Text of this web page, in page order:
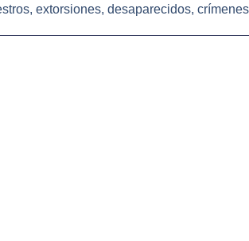
extorsiones, desaparecidos,